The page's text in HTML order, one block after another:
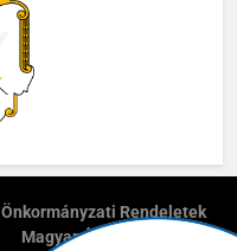
Önkormányzati Rendeletek
Magyar Államkincstár